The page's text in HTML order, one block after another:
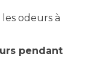
odeurs à
pendant